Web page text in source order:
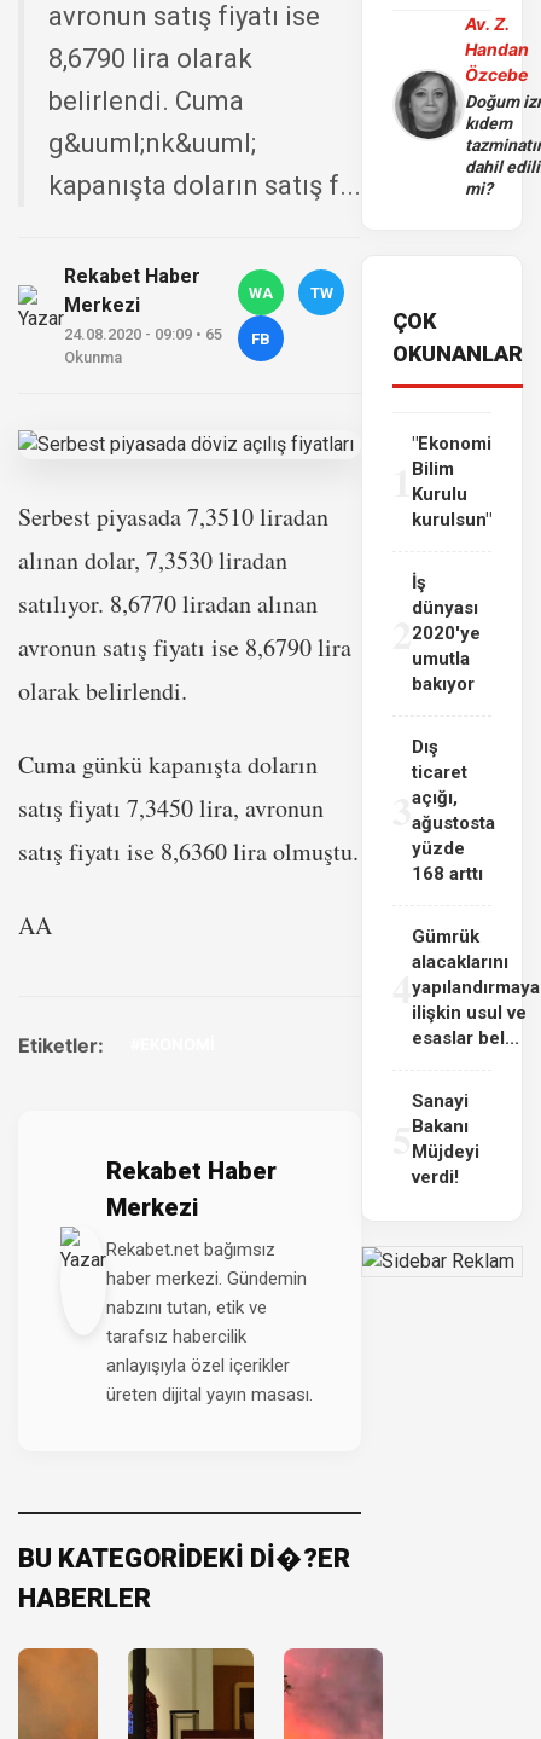
avronun satış fiyatı ise
8,6790 lira olarak
belirlendi. Cuma
g&uuml;nk&uuml;
kapanışta doların satış f...
Rekabet Haber
Merkezi
24.08.2020 - 09:09 • 65
Okunma
WA TW
FB
Serbest piyasada 7,3510 liradan
alınan dolar, 7,3530 liradan
satılıyor. 8,6770 liradan alınan
avronun satış fiyatı ise 8,6790 lira
olarak belirlendi.
Cuma günkü kapanışta doların
satış fiyatı 7,3450 lira, avronun
satış fiyatı ise 8,6360 lira olmuştu.
AA
Etiketler:
Rekabet Haber
Merkezi
Rekabet.net bağımsız
haber merkezi. Gündemin
nabzını tutan, etik ve
tarafsız habercilik
anlayışıyla özel içerikler
üreten dijital yayın masası.
BU KATEGORİDEKİ Dİ�?ER
HABERLER
Av. Z.
Handan
Özcebe
Doğum
kıdem
dahil
mi?
ÇOK
OKUNANLAR
"Ekonomi
Bilim
Kurulu
kurulsun"
İş
dünyası
2020'ye
umutla
bakıyor
3
Dış
ticaret
açığı,
ağustosta
yüzde
168 arttı
4
Gümrük
alacaklarını
yapılandırmaya
ilişkin usul ve
esaslar bel...
Sanayi
Bakanı
Müjdeyi
verdi!